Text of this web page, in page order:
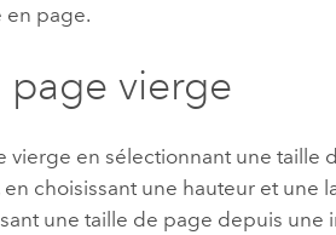
en page.
page vierge
vierge en sélectionnant une taille
choisissant une hauteur et une
une taille de page depuis une